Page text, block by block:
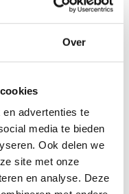
Over
advertenties te
media te bieden
Ook delen we
site met onze
en analyse. Deze